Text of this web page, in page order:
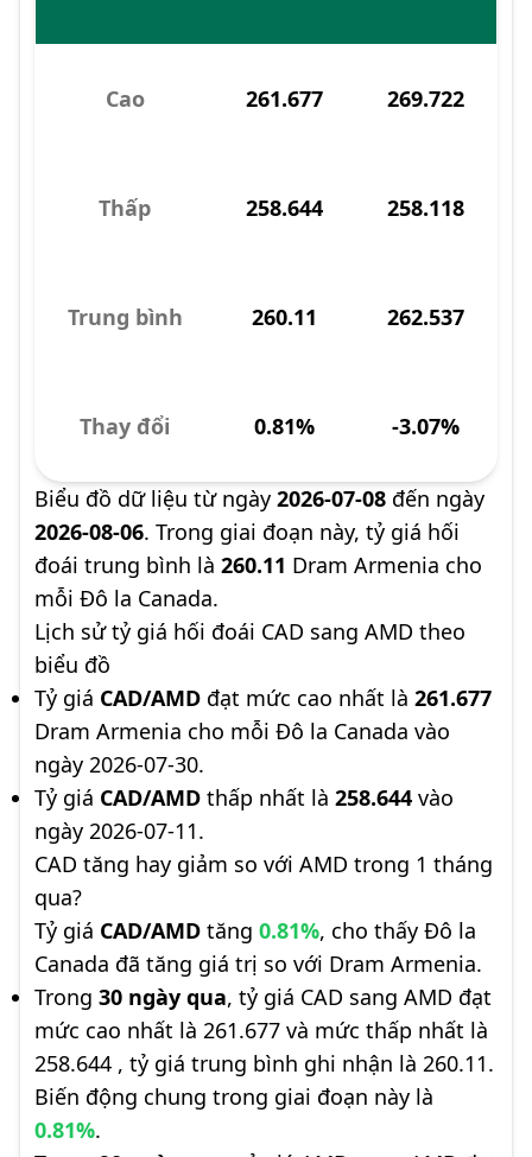
Cao 261.677 269.722
Thấp 258.644 258.118
Trung bình 260.11 262.537
Thay đổi 0.81% -3.07%
Biểu đồ dữ liệu từ ngày 2026-07-08 đến ngày
2026-08-06. Trong giai đoạn này, tỷ giá hối
đoái trung bình là 260.11 Dram Armenia cho
mỗi Đô la Canada.
Lịch sử tỷ giá hối đoái CAD sang AMD theo
biểu đồ
Tỷ giá CAD/AMD đạt mức cao nhất là 261.677
Dram Armenia cho mỗi Đô la Canada vào
ngày 2026-07-30.
Tỷ giá CAD/AMD thấp nhất là 258.644 vào
ngày 2026-07-11.
CAD tăng hay giảm so với AMD trong 1 tháng
qua?
Tỷ giá CAD/AMD tăng 0.81%, cho thấy Đô la
Canada đã tăng giá trị so với Dram Armenia.
Trong 30 ngày qua, tỷ giá CAD sang AMD đạt
mức cao nhất là 261.677 và mức thấp nhất là
258.644 , tỷ giá trung bình ghi nhận là 260.11.
Biến động chung trong giai đoạn này là
0.81%.